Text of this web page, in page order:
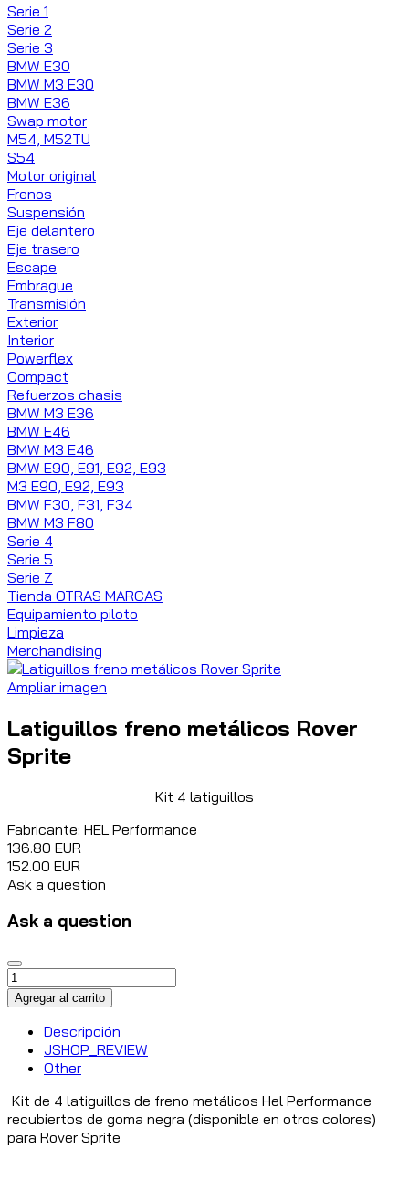
Serie 1
Serie 2
Serie 3
BMW E30
BMW M3 E30
BMW E36
Swap motor
M54, M52TU
S54
Motor original
Frenos
Suspensión
Eje delantero
Eje trasero
Escape
Embrague
Transmisión
Exterior
Interior
Powerflex
Compact
Refuerzos chasis
BMW M3 E36
BMW E46
BMW M3 E46
BMW E90, E91, E92, E93
M3 E90, E92, E93
BMW F30, F31, F34
BMW M3 F80
Serie 4
Serie 5
Serie Z
Tienda OTRAS MARCAS
Equipamiento piloto
Limpieza
Merchandising
Ampliar imagen
Latiguillos freno metálicos Rover
Sprite
Kit 4 latiguillos
Fabricante: HEL Performance
136.80 EUR
152.00 EUR
Ask a question
Ask a question
Descripción
JSHOP_REVIEW
Other
Kit de 4 latiguillos de freno metálicos Hel Performance
recubiertos de goma negra (disponible en otros colores)
para Rover Sprite